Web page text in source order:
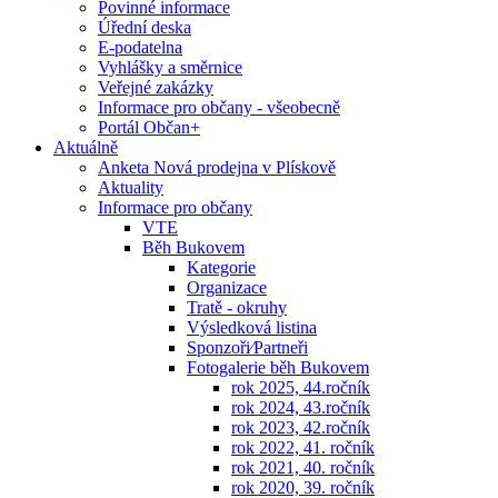
Povinné informace
Úřední deska
E-podatelna
Vyhlášky a směrnice
Veřejné zakázky
Informace pro občany - všeobecně
Portál Občan+
Aktuálně
Anketa Nová prodejna v Plískově
Aktuality
Informace pro občany
VTE
Běh Bukovem
Kategorie
Organizace
Tratě - okruhy
Výsledková listina
Sponzoři⁄Partneři
Fotogalerie běh Bukovem
rok 2025, 44.ročník
rok 2024, 43.ročník
rok 2023, 42.ročník
rok 2022, 41. ročník
rok 2021, 40. ročník
rok 2020, 39. ročník